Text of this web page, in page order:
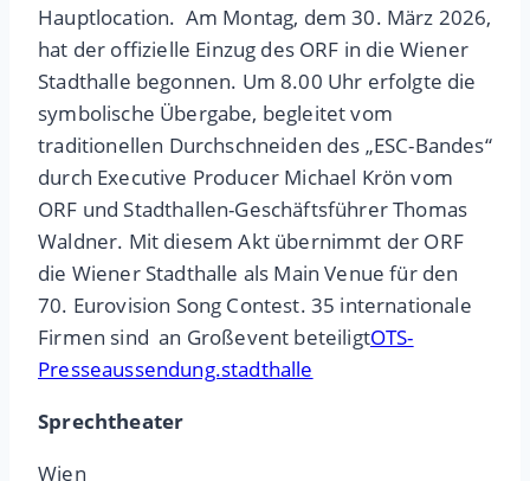
Hauptlocation. Am Montag, dem 30. März 2026,
hat der offizielle Einzug des ORF in die Wiener
Stadthalle begonnen. Um 8.00 Uhr erfolgte die
symbolische Übergabe, begleitet vom
traditionellen Durchschneiden des „ESC-Bandes“
durch Executive Producer Michael Krön vom
ORF und Stadthallen-Geschäftsführer Thomas
Waldner. Mit diesem Akt übernimmt der ORF
die Wiener Stadthalle als Main Venue für den
70. Eurovision Song Contest. 35 internationale
Firmen sind an Großevent beteiligtOTS-
Presseaussendung.stadthalle
Sprechtheater
Wien